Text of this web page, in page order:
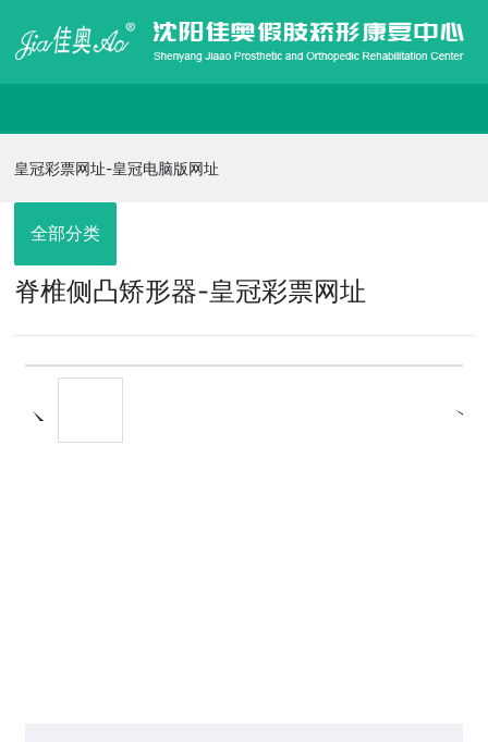
皇冠彩票网址-皇冠电脑版网址
走进佳奥
皇冠电脑版网址的产品展示
信息发布
皇冠彩票网址-皇冠电脑版网址
全部分类
脊椎侧凸矫形器-皇冠彩票网址